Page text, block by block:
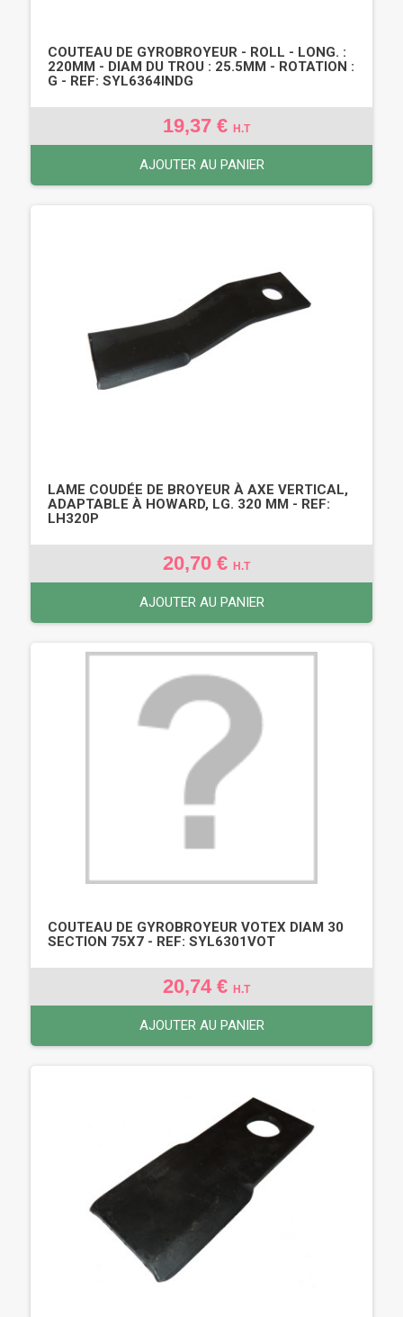
COUTEAU DE GYROBROYEUR - ROLL - LONG. :
220MM - DIAM DU TROU : 25.5MM - ROTATION :
G - REF: SYL6364INDG
19,37 € H.T
AJOUTER AU PANIER
LAME COUDÉE DE BROYEUR À AXE VERTICAL,
ADAPTABLE À HOWARD, LG. 320 MM - REF:
LH320P
20,70 € H.T
AJOUTER AU PANIER
COUTEAU DE GYROBROYEUR VOTEX DIAM 30
SECTION 75X7 - REF: SYL6301VOT
20,74 € H.T
AJOUTER AU PANIER